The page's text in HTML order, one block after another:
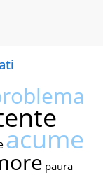
acume
paura